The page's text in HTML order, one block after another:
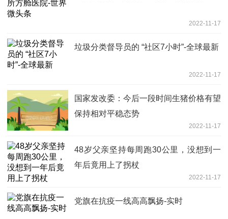
2022-11-17
垃圾分类督导员的 “社区7小时”-全球最新
2022-11-17
国家发改委：今后一段时间生猪价格有望
保持相对平稳态势
2022-11-17
48岁父亲坚持每周跑30公里，没想到一
年后竟用上了拐杖
2022-11-17
党旗在抗疫一线高高飘扬-实时